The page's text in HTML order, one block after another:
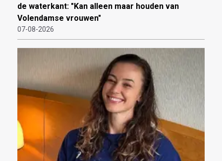
de waterkant: "Kan alleen maar houden van
Volendamse vrouwen"
07-08-2026